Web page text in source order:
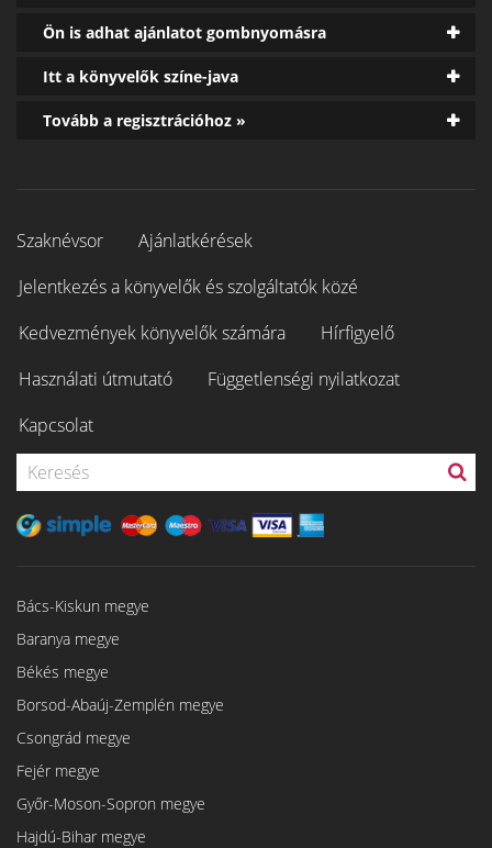
Ön is adhat ajánlatot gombnyomásra
Itt a könyvelők színe-java
Tovább a regisztrációhoz »
Szaknévsor
Ajánlatkérések
Jelentkezés a könyvelők és szolgáltatók közé
Kedvezmények könyvelők számára
Hírfigyelő
Használati útmutató
Függetlenségi nyilatkozat
Kapcsolat
Bács-Kiskun megye
Baranya megye
Békés megye
Borsod-Abaúj-Zemplén megye
Csongrád megye
Fejér megye
Győr-Moson-Sopron megye
Hajdú-Bihar megye